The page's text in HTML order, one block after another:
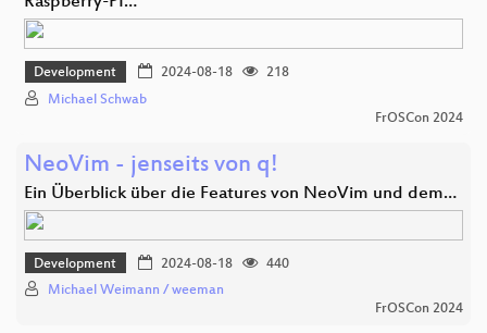
Development 2024-08-18
218
Michael Schwab
FrOSCon 2024
NeoVim - jenseits von q!
Ein Überblick über die Features von NeoVim und dem…
Development 2024-08-18
440
Michael Weimann / weeman
FrOSCon 2024